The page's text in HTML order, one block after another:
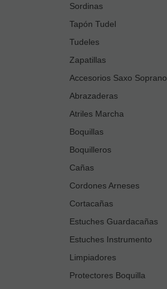
Sordinas
Tapón Tudel
Tudeles
Zapatillas
Accesorios Saxo Soprano
Abrazaderas
Atriles Marcha
Boquillas
Boquilleros
Cañas
Cordones Arneses
Cortacañas
Estuches Guardacañas
Estuches Instrumento
Limpiadores
Protectores Boquilla